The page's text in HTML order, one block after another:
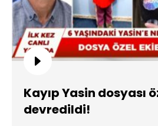
Kayıp Yasin dosyası
devredildi!